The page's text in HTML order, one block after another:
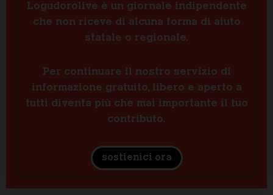
Logudorolive è un giornale indipendente
che non riceve di alcuna forma di aiuto
statale o regionale.
Per continuare il nostro servizio di
informazione gratuito, libero e aperto a
tutti diventa più che mai importante il tuo
contributo.
sostienici ora